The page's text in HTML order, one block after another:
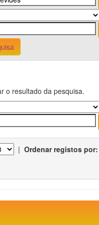
o resultado da pesquisa.
| Ordenar registos por: